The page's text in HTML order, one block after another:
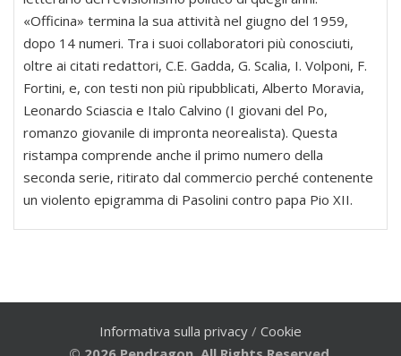
«Officina» termina la sua attività nel giugno del 1959,
dopo 14 numeri. Tra i suoi collaboratori più conosciuti,
oltre ai citati redattori, C.E. Gadda, G. Scalia, I. Volponi, F.
Fortini, e, con testi non più ripubblicati, Alberto Moravia,
Leonardo Sciascia e Italo Calvino (I giovani del Po,
romanzo giovanile di impronta neorealista). Questa
ristampa comprende anche il primo numero della
seconda serie, ritirato dal commercio perché contenente
un violento epigramma di Pasolini contro papa Pio XII.
Informativa sulla privacy / Cookie